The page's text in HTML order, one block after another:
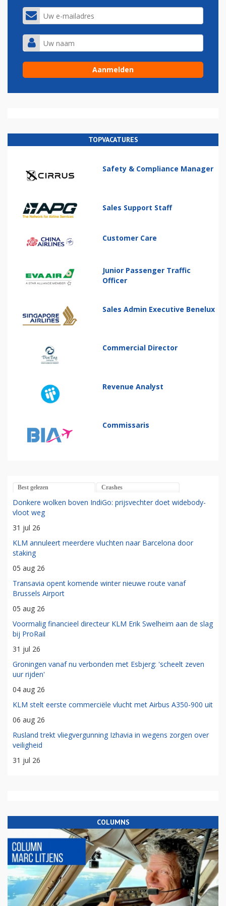
TOPVACATURES
Safety & Compliance Manager
Sales Support Staff
Customer Care
Junior Passenger Traffic
Officer
Sales Admin Executive Benelux
Commercial Director
Revenue Analyst
Commissaris
Best gelezen Crashes
Donkere wolken boven IndiGo: prijsvechter doet widebody-
vloot weg
31 jul 26
KLM annuleert meerdere vluchten naar Barcelona door
staking
05 aug 26
Transavia opent komende winter nieuwe route vanaf
Brussels Airport
05 aug 26
Voormalig financieel directeur KLM Erik Swelheim aan de slag
bij ProRail
31 jul 26
Groningen vanaf nu verbonden met Esbjerg: 'scheelt zeven
uur rijden'
04 aug 26
KLM stelt eerste commerciële vlucht met Airbus A350-900 uit
06 aug 26
Rusland trekt vliegvergunning Izhavia in wegens zorgen over
veiligheid
31 jul 26
COLUMNS